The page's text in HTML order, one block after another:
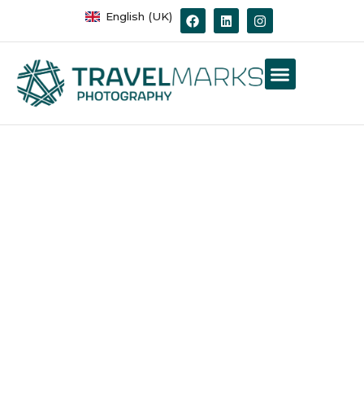
English (UK)